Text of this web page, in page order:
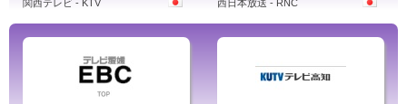
関西テレビ - KTV 西日本放送 - RNC